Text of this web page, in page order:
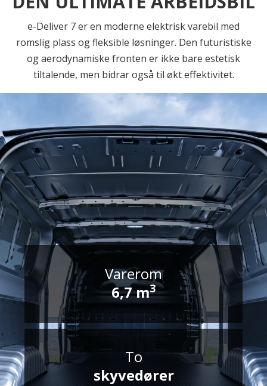
e-Deliver 7 er en moderne elektrisk varebil med
romslig plass og fleksible løsninger. Den futuristiske
og aerodynamiske fronten er ikke bare estetisk
tiltalende, men bidrar også til økt effektivitet.
Varerom
6,7 m3
To
skyvedører